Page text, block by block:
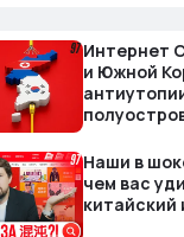
Интернет
и Южной
Наши в
чем вас
китайский